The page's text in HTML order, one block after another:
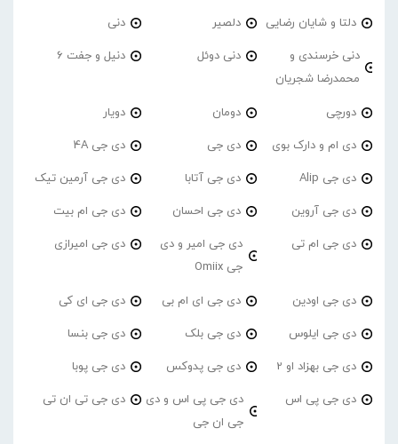
دلتا و شایان رضایی دلصیر دنی
دنی خرسندی و
محمدرضا شجریان
دنی دوئل دنیل و جفت 6
دورچی دومان دویار
دی ام و دارک بوی دی جی دی جی 4A
دی جی Alip دی جی آتابا دی جی آرمین تیک
دی جی آروین دی جی احسان دی جی ام بیت
دی جی ام تی
دی جی امیر و دی
جی Omiix
دی جی امیرازی
دی جی اودین دی جی ای ام بی دی جی ای کی
دی جی ایلوس دی جی بلک دی جی بنسا
دی جی بهزاد او 2 دی جی پدوکس دی جی پوبا
دی جی پی اس
دی جی پی اس و دی
جی ان جی
دی جی تی ان تی